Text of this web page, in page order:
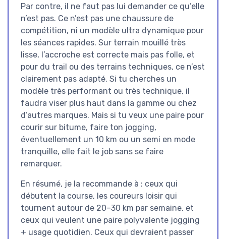
Par contre, il ne faut pas lui demander ce qu’elle
n’est pas. Ce n’est pas une chaussure de
compétition, ni un modèle ultra dynamique pour
les séances rapides. Sur terrain mouillé très
lisse, l’accroche est correcte mais pas folle, et
pour du trail ou des terrains techniques, ce n’est
clairement pas adapté. Si tu cherches un
modèle très performant ou très technique, il
faudra viser plus haut dans la gamme ou chez
d’autres marques. Mais si tu veux une paire pour
courir sur bitume, faire ton jogging,
éventuellement un 10 km ou un semi en mode
tranquille, elle fait le job sans se faire
remarquer.
En résumé, je la recommande à : ceux qui
débutent la course, les coureurs loisir qui
tournent autour de 20–30 km par semaine, et
ceux qui veulent une paire polyvalente jogging
+ usage quotidien. Ceux qui devraient passer